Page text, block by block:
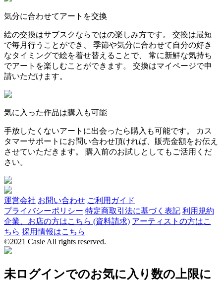
気分に合わせてアートを交換
絵の交換はサブスクならではの楽しみ方です。 交換は最短
で毎月行うことができ、 季節や気分に合わせて自分の好き
なタイミングで絵を着せ替えることで、 常に新鮮な気持ち
でアートを楽しむことができます。 交換はマイページで申
請いただけます。
気に入った作品は購入も可能
手放したくないアートに出会ったら購入も可能です。 カス
タマーサポートにお問い合わせ頂ければ、販売金額をお伝え
させていただきます。 購入前のお試しとしてもご活用くだ
さい。
運営会社 お問い合わせ ご利用ガイド
プライバシーポリシー 特定商取引法に基づく表記 利用規約
企業、お店の方はこちら (資料請求) アーティストの方はこ
ちら 採用情報はこちら
©2021 Casie All rights reserved.
未ログインでのお気に入り数の上限に